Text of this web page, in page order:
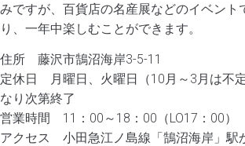
みですが、百貨店の名産展などのイベント
り、一年中楽しむことができます。
住所 藤沢市鵠沼海岸3-5-11
定休日 月曜日、火曜日（10月～3月は不
なり次第終了
営業時間 11：00～18：00（LO17：00）
アクセス 小田急江ノ島線「鵠沼海岸」駅